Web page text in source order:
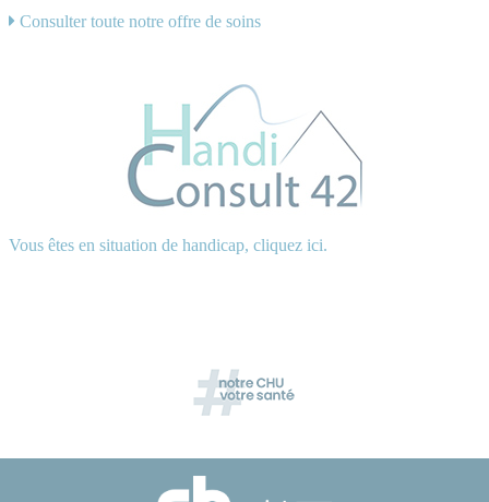
Consulter toute notre offre de soins
Vous êtes en situation de handicap, cliquez ici.